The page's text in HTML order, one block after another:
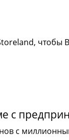
чтобы
с
с